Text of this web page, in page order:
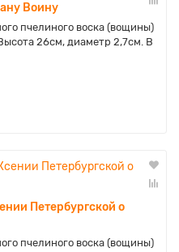
Воину
пчелиного воска (вощины)
26см, диаметр 2,7см. В
Петербургской о
пчелиного воска (вощины)